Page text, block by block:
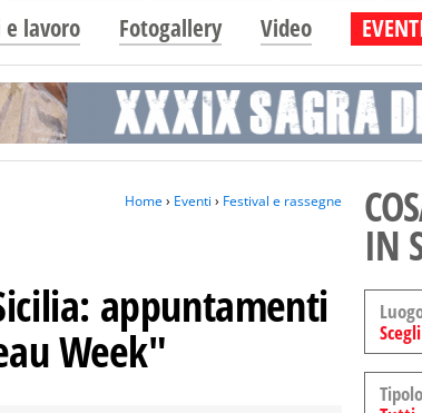
e lavoro Fotogallery Video
Home› Eventi › Festival e rassegne
appuntamenti
Week"
IN